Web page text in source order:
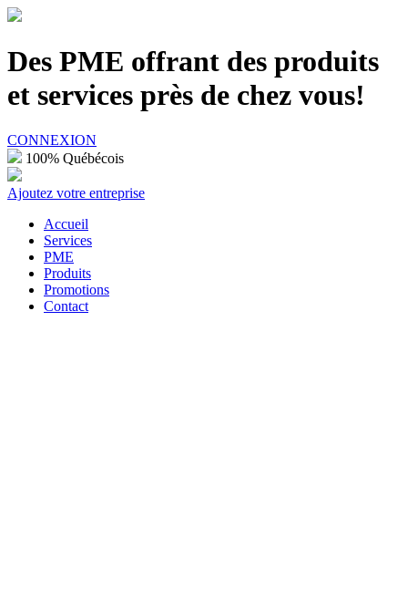
Des PME offrant des produits
et services près de chez vous!
CONNEXION
100% Québécois
Ajoutez votre entreprise
Accueil
Services
PME
Produits
Promotions
Contact